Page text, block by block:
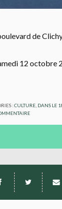
de
12 octobre
:CULTURE, DANS LE